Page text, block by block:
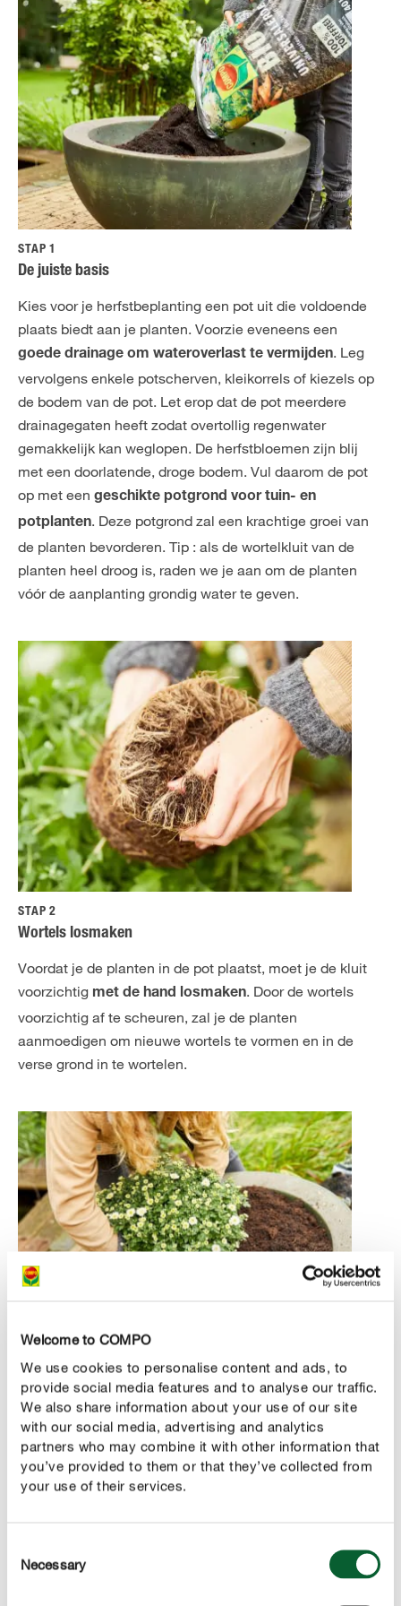
Welcome to COMPO
We use cookies to personalise content and ads, to
provide social media features and to analyse our traffic.
We also share information about your use of our site
with our social media, advertising and analytics
partners who may combine it with other information that
you’ve provided to them or that they’ve collected from
your use of their services.
Selection
Necessary
STAP 1
De juiste basis
Kies voor je herfstbeplanting een pot uit die voldoende
plaats biedt aan je planten. Voorzie eveneens een
goede drainage om wateroverlast te vermijden. Leg
vervolgens enkele potscherven, kleikorrels of kiezels op
de bodem van de pot. Let erop dat de pot meerdere
drainagegaten heeft zodat overtollig regenwater
gemakkelijk kan weglopen. De herfstbloemen zijn blij
met een doorlatende, droge bodem. Vul daarom de pot
op met een geschikte potgrond voor tuin- en
potplanten. Deze potgrond zal een krachtige groei van
de planten bevorderen. Tip : als de wortelkluit van de
planten heel droog is, raden we je aan om de planten
vóór de aanplanting grondig water te geven.
STAP 2
Wortels losmaken
Voordat je de planten in de pot plaatst, moet je de kluit
voorzichtig met de hand losmaken. Door de wortels
voorzichtig af te scheuren, zal je de planten
aanmoedigen om nieuwe wortels te vormen en in de
verse grond in te wortelen.
STAP 3
Het perfecte herfstarrangement
Nu kan je de planten in de pot of in de plantenbak
plaatsen. We raden je aan om grotere planten in het
midden te plaatsen en kleinere, laag blijvende planten
harmonieus uitzicht van de pot of bak.
Eenmaal je de